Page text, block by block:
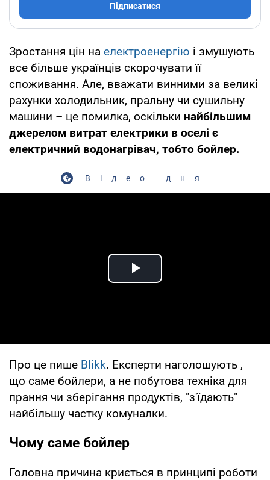
Підписатися
Зростання цін на електроенергію і змушують
все більше українців скорочувати її
споживання. Але, вважати винними за великі
рахунки холодильник, пральну чи сушильну
машини – це помилка, оскільки найбільшим
джерелом витрат електрики в оселі є
електричний водонагрівач, тобто бойлер.
Відео дня
Play Video
Про це пише Blikk. Експерти наголошують ,
що саме бойлери, а не побутова техніка для
прання чи зберігання продуктів, "з'їдають"
найбільшу частку комуналки.
Чому саме бойлер
Головна причина криється в принципі роботи